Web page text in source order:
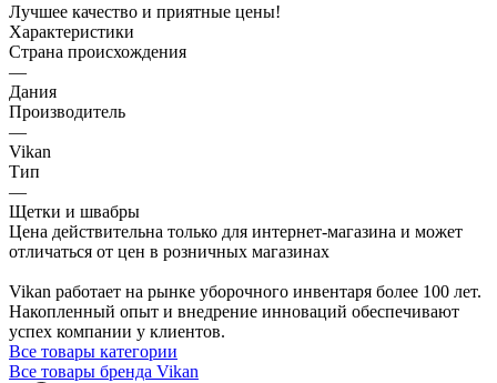
Лучшее качество и приятные цены!
Характеристики
Страна происхождения
—
Дания
Производитель
—
Vikan
Тип
—
Щетки и швабры
Цена действительна только для интернет-магазина и может
отличаться от цен в розничных магазинах
Vikan работает на рынке уборочного инвентаря более 100 лет.
Накопленный опыт и внедрение инноваций обеспечивают
успех компании у клиентов.
Все товары категории
Все товары бренда Vikan